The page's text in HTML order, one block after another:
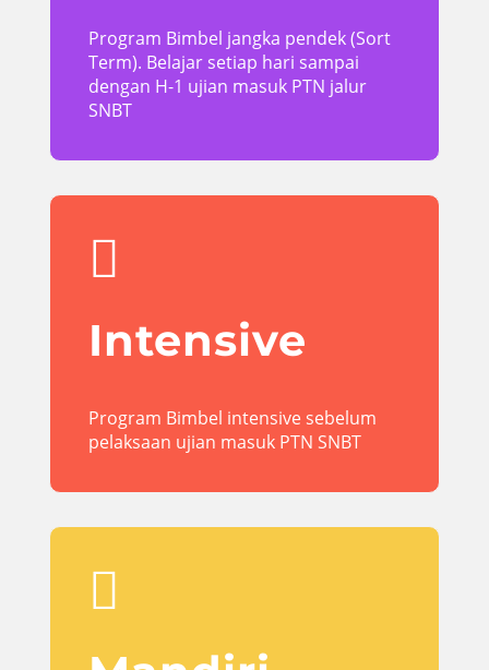
Program Bimbel jangka pendek (Sort
Term). Belajar setiap hari sampai
dengan H-1 ujian masuk PTN jalur
SNBT

Intensive
Program Bimbel intensive sebelum
pelaksaan ujian masuk PTN SNBT
